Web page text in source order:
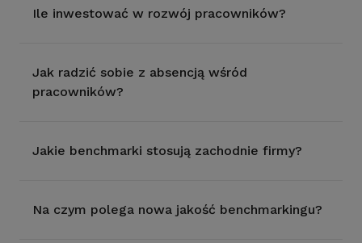
Ile inwestować w rozwój pracowników?
Jak radzić sobie z absencją wśród
pracowników?
Jakie benchmarki stosują zachodnie firmy?
Na czym polega nowa jakość benchmarkingu?